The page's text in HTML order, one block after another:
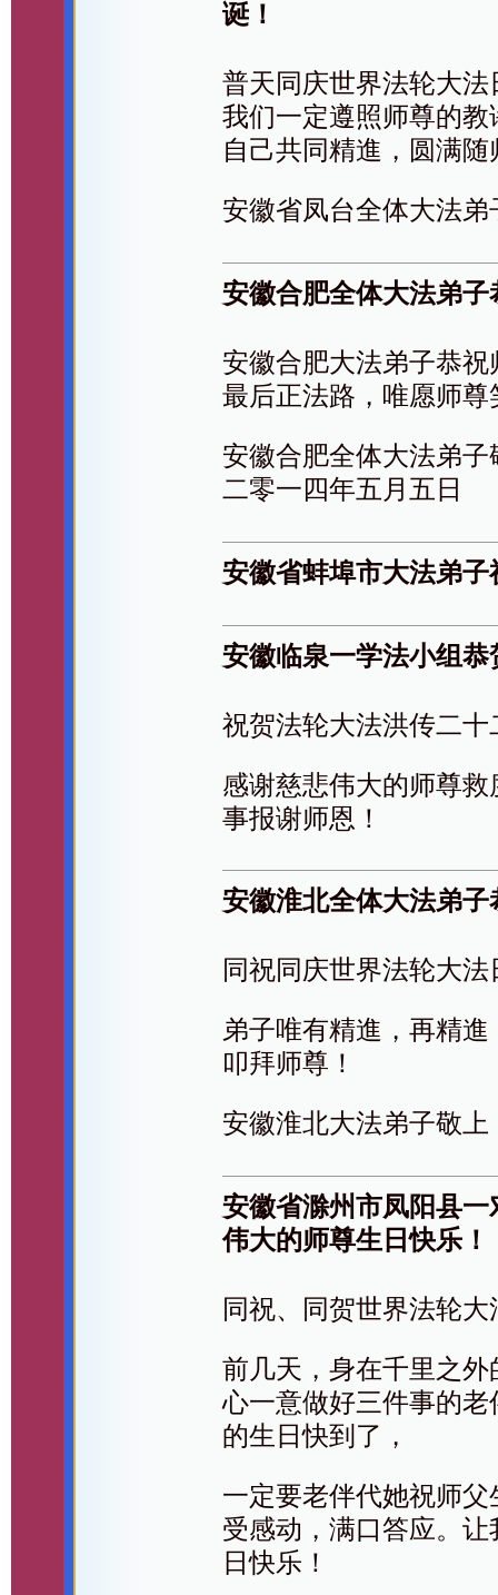
诞！
普天同庆世界法轮大
我们一定遵照师尊的
自己共同精進，圆满随
安徽省凤台全体大法弟
安徽合肥全体大法弟
安徽合肥大法弟子恭
最后正法路，唯愿师尊
安徽合肥全体大法弟子
二零一四年五月五日
安徽省蚌埠市大法弟
安徽临泉一学法小组
祝贺法轮大法洪传二十
感谢慈悲伟大的师尊
事报谢师恩！
安徽淮北全体大法弟
同祝同庆世界法轮大法
弟子唯有精進，再精
叩拜师尊！
安徽淮北大法弟子敬上
安徽省滁州市凤阳县
伟大的师尊生日快乐！
同祝、同贺世界法轮大
前几天，身在千里之
心一意做好三件事的
的生日快到了，
一定要老伴代她祝师
受感动，满口答应。
日快乐！